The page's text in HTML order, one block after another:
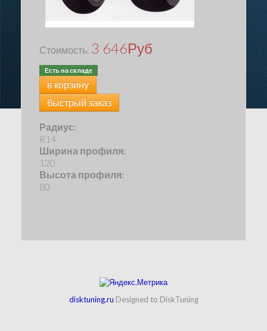
Стоимость: 3 646Руб
Есть на складе
в корзину
быстрый заказ
Радиус:
R14
Ширина профиля:
120
Высота профиля:
80
disktuning.ru Designed to DiskTuning